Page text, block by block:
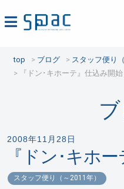
top ブログ
スタッフ便り
『ドン･キホーテ』仕込み開始
2008年11月28日
『ドン･キホ
スタッフ便り（～2011年）